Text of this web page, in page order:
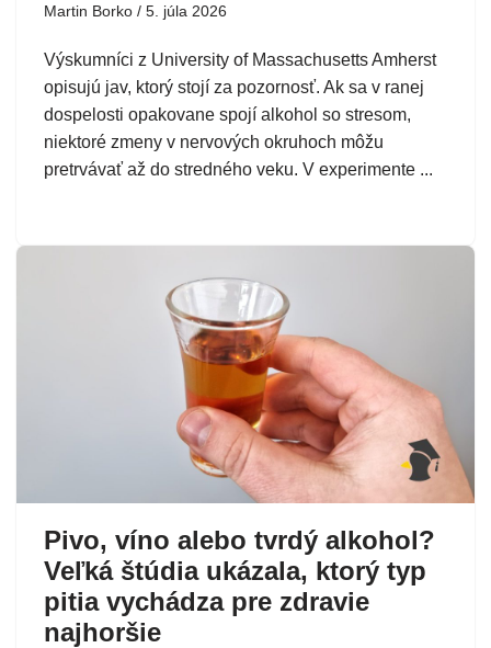
Martin Borko 5. júla 2026
Výskumníci z University of Massachusetts Amherst
opisujú jav, ktorý stojí za pozornosť. Ak sa v ranej
dospelosti opakovane spojí alkohol so stresom,
niektoré zmeny v nervových okruhoch môžu
pretrvávať až do stredného veku. V experimente ...
Pivo, víno alebo tvrdý alkohol?
Veľká štúdia ukázala, ktorý typ
pitia vychádza pre zdravie
najhoršie